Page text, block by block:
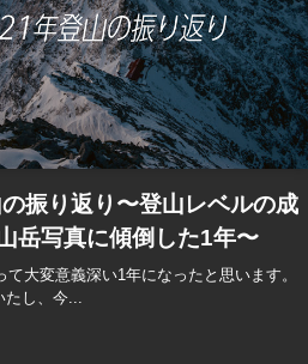
振り返り〜登山レベルの成
岳写真に傾倒した1年〜
て大変意義深い1年になったと思います。
し、今...